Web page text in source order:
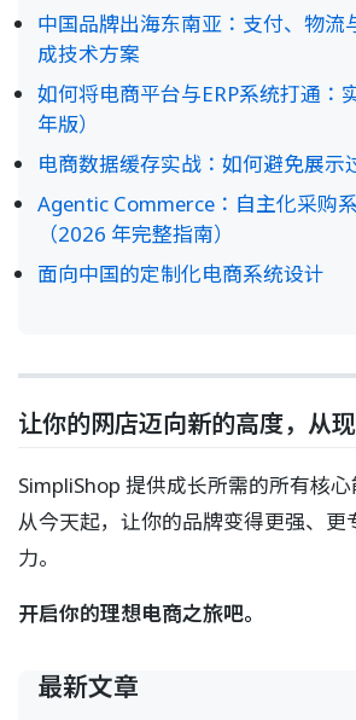
中国品牌出海东南亚：支付、物流
成技术方案
如何将电商平台与ERP系统打通：
年版）
电商数据缓存实战：如何避免展示
Agentic Commerce：自主化采购
（2026 年完整指南）
面向中国的定制化电商系统设计
让你的网店迈向新的高度，从现
SimpliShop 提供成长所需的所有核心
从今天起，让你的品牌变得更强、更
力。
开启你的理想电商之旅吧。
最新文章